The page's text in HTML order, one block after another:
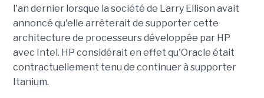
l'an dernier lorsque la société de Larry Ellison avait
annoncé qu'elle arrêterait de supporter cette
architecture de processeurs développée par HP
avec Intel. HP considérait en effet qu'Oracle était
contractuellement tenu de continuer à supporter
Itanium.